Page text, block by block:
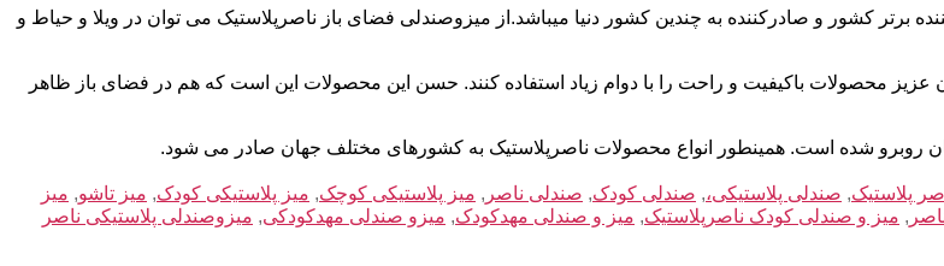
برتر کشور و صادرکننده به چندین کشور دنیا میباشد.از میزوصندلی فضای باز ناصرپلاستیک می توان در ویلا و حیاط و
عزیز محصولات باکیفیت و راحت را با دوام زیاد استفاده کنند. حسن این محصولات این است که هم در فضای باز ظاهر
روبرو شده است. همینطور انواع محصولات ناصرپلاستیک به کشورهای مختلف جهان صادر می شود.
پلاستیک, صندلی پلاستیکی،, صندلی کودک, صندلی ناصر , میز پلاستیکی کوچک, میز پلاستیکی کودک, میز تاشو, میز
, میز و صندلی کودک ناصرپلاستیک, میز و صندلی مهدکودک, میزو صندلی مهدکودکی, میزوصندلی پلاستیکی ناصر